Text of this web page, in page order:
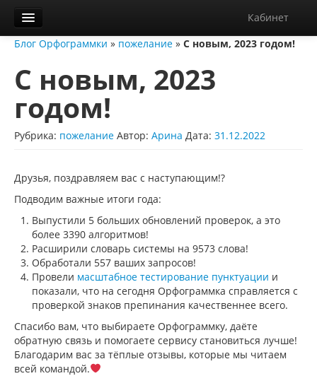
Кабинет
Орфограммка
Библиотека
Блог
О нас
Справка
Диктанты
Блог Орфограммки » пожелание » С новым, 2023 годом!
С новым, 2023
годом!
Рубрика: пожелание Автор: Арина Дата: 31.12.2022
Друзья, поздравляем вас с наступающим!?
Подводим важные итоги года:
Выпустили 5 больших обновлений проверок, а это
более 3390 алгоритмов!
Расширили словарь системы на 9573 слова!
Обработали 557 ваших запросов!
Провели масштабное тестирование пунктуации и
показали, что на сегодня Орфограммка справляется с
проверкой знаков препинания качественнее всего.
Спасибо вам, что выбираете Орфограммку, даёте
обратную связь и помогаете сервису становиться лучше!
Благодарим вас за тёплые отзывы, которые мы читаем
всей командой.